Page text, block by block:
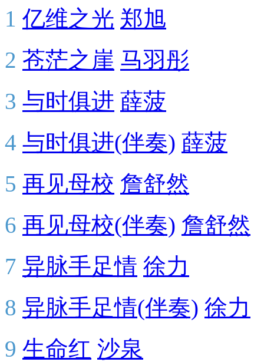
1 亿维之光 郑旭
2 苍茫之崖 马羽彤
3 与时俱进 薛菠
4 与时俱进(伴奏) 薛菠
5 再见母校 詹舒然
6 再见母校(伴奏) 詹舒然
7 异脉手足情 徐力
8 异脉手足情(伴奏) 徐力
9 生命红 沙泉